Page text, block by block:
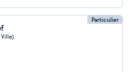
Particulier
Ville)